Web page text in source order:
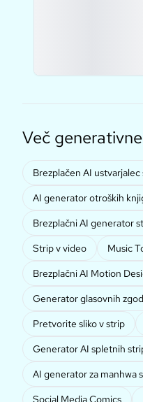
Več
Brezplačen AI
AI generator otroških
Brezplačni AI generator
Strip v video
Music
Brezplačni AI Motion
Generator glasovnih
Pretvorite sliko v strip
Generator AI spletnih
AI generator za manhwa
Social Media Comics